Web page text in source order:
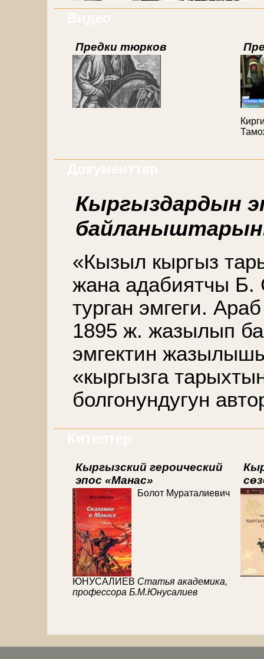
Предки тюрков
Кыргыздардын
«Кызыл кыргыз
жана адабиятчы Б.
турган эмгеги.
1895 ж. жазылып
эмгектин
«кыргызга
болгонундугун
Кыргызский героический
эпос «Манас»
Болот Мураталиевич
ЮНУСАЛИЕВ Статья академика,
профессора Б.М.Юнусалиев